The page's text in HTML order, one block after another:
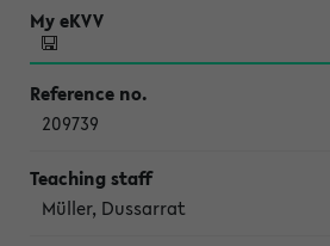
209739
Müller, Dussarrat